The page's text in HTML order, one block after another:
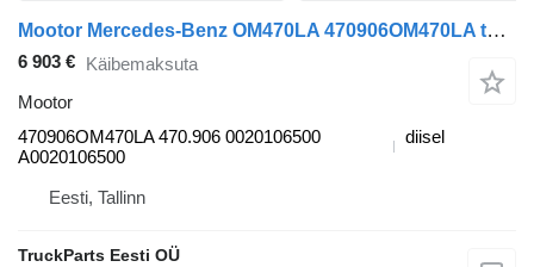
Mootor Mercedes-Benz OM470LA 470906OM470LA tüübi jaoks sadulveoki Mercedes-Benz Antos, Arocs, Actros MP4 (2012-)
6 903 € Käibemaksuta
Mootor
470906OM470LA 470.906 0020106500
A0020106500
diisel
Eesti, Tallinn
TruckParts Eesti OÜ